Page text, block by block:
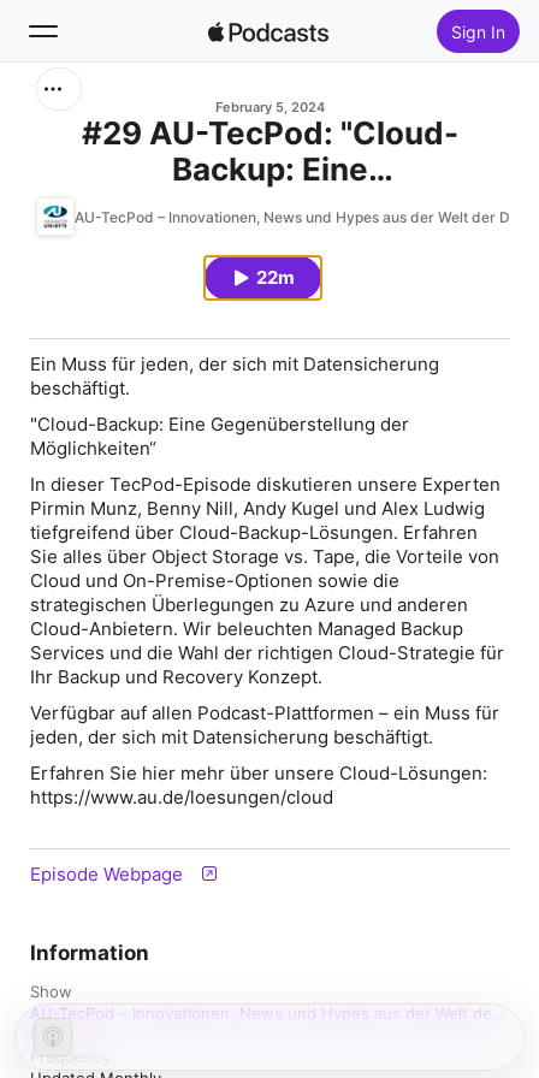
Sign In
New
February 5, 2024
#29 AU-TecPod: "Cloud-
Backup: Eine
Gegenüberstellung der
AU-TecPod – Innovationen, News und Hypes aus der Welt der Daten
22m
Ein Muss für jeden, der sich mit Datensicherung
beschäftigt.
"Cloud-Backup: Eine Gegenüberstellung der
Möglichkeiten“
In dieser TecPod-Episode diskutieren unsere Experten
Pirmin Munz, Benny Nill, Andy Kugel und Alex Ludwig
tiefgreifend über Cloud-Backup-Lösungen. Erfahren
Sie alles über Object Storage vs. Tape, die Vorteile von
Cloud und On-Premise-Optionen sowie die
strategischen Überlegungen zu Azure und anderen
Cloud-Anbietern. Wir beleuchten Managed Backup
Services und die Wahl der richtigen Cloud-Strategie für
Ihr Backup und Recovery Konzept.
Verfügbar auf allen Podcast-Plattformen – ein Muss für
jeden, der sich mit Datensicherung beschäftigt.
Erfahren Sie hier mehr über unsere Cloud-Lösungen:
https://www.au.de/loesungen/cloud
Episode Webpage
Information
Show
AU-TecPod – Innovationen, News und Hypes aus der Welt der
Daten
Frequency